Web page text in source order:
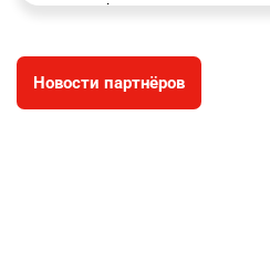
қаһарманы Ивана
🇫🇷 Клуб ПСЖ объявил
футбольной академии в
Новости партнёров